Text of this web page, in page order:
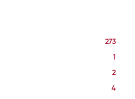
273
1
2
4